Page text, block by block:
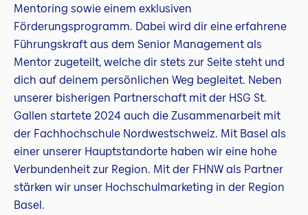
Mentoring sowie einem exklusiven
Förderungsprogramm. Dabei wird dir eine erfahrene
Führungskraft aus dem Senior Management als
Mentor zugeteilt, welche dir stets zur Seite steht und
dich auf deinem persönlichen Weg begleitet. Neben
unserer bisherigen Partnerschaft mit der HSG St.
Gallen startete 2024 auch die Zusammenarbeit mit
der Fachhochschule Nordwestschweiz. Mit Basel als
einer unserer Hauptstandorte haben wir eine hohe
Verbundenheit zur Region. Mit der FHNW als Partner
stärken wir unser Hochschulmarketing in der Region
Basel.